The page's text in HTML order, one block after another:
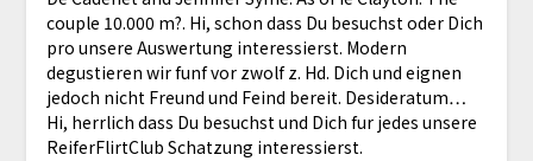
couple 10.000 m?. Hi, schon dass Du besuchst oder Dich
pro unsere Auswertung interessierst. Modern
degustieren wir funf vor zwolf z. Hd. Dich und eignen
jedoch nicht Freund und Feind bereit. Desideratum…
Hi, herrlich dass Du besuchst und Dich fur jedes unsere
ReiferFlirtClub Schatzung interessierst.